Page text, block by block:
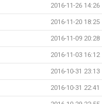
2016-11-26 14:26
2016-11-20 18:25
2016-11-09 20:28
2016-11-03 16:12
2016-10-31 23:13
2016-10-31 22:41